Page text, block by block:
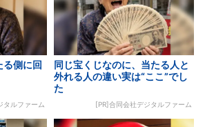
る側に回
タルファーム
同じ宝くじなのに、当たる人と
外れる人の違い実は“ここ”でし
た
[PR]合同会社デジタルファーム